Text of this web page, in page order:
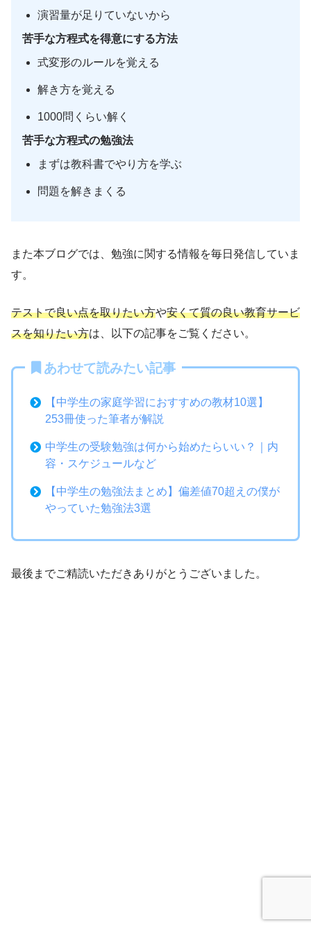
演習量が足りていないから
苦手な方程式を得意にする方法
式変形のルールを覚える
解き方を覚える
1000問くらい解く
苦手な方程式の勉強法
まずは教科書でやり方を学ぶ
問題を解きまくる
また本ブログでは、勉強に関する情報を毎日発信していま
す。
テストで良い点を取りたい方や安くて質の良い教育サービ
スを知りたい方は、以下の記事をご覧ください。
あわせて読みたい記事
【中学生の家庭学習におすすめの教材10選】
253冊使った筆者が解説
中学生の受験勉強は何から始めたらいい？｜内
容・スケジュールなど
【中学生の勉強法まとめ】偏差値70超えの僕が
やっていた勉強法3選
最後までご精読いただきありがとうございました。